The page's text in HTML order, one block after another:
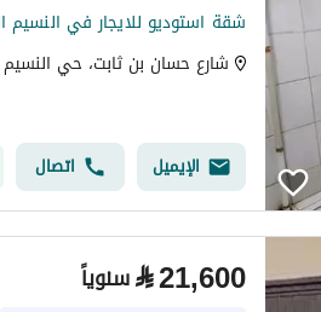
شقة استوديو للايجار في النسيم
شارع حسان بن ثابت، حي
الإيميل اتصال
⃁21,600 سنوياً